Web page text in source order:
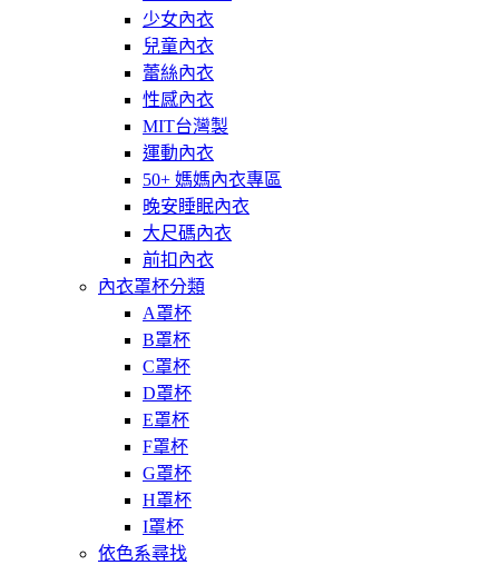
少女內衣
兒童內衣
蕾絲內衣
性感內衣
MIT台灣製
運動內衣
50+ 媽媽內衣專區
晚安睡眠內衣
大尺碼內衣
前扣內衣
內衣罩杯分類
A罩杯
B罩杯
C罩杯
D罩杯
E罩杯
F罩杯
G罩杯
H罩杯
I罩杯
依色系尋找